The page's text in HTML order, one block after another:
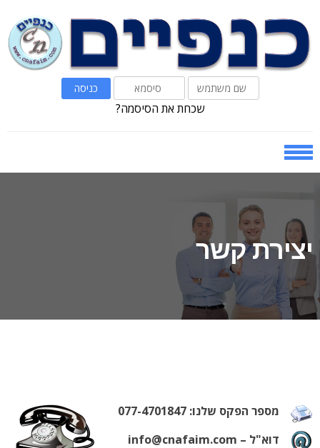
navigation
content
שכחת את הסיסמה?
יצירת קשר
מספר הפקס שלנו: 077-4701847
דוא"ל – info@cnafaim.com